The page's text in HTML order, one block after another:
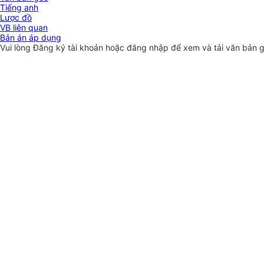
Tiếng anh
Lược đồ
VB liên quan
Bản án áp dụng
Vui lòngĐăng ký tài khoản hoặc đăng nhập để xem và tải văn bản